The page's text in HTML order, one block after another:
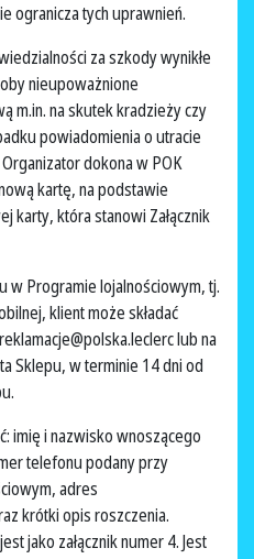
ogranicza tych uprawnień.
za szkody wynikłe
nieupoważnione
m.in. na skutek kradzieży czy
powiadomienia o utracie
dokona w POK
kartę, na podstawie
karty, która stanowi Załącznik
w Programie lojalnościowym, tj.
klient może składać
lub na
Sklepu, w terminie 14 dni od
imię i nazwisko wnoszącego
telefonu podany przy
adres
krótki opis roszczenia.
jako załącznik numer 4. Jest